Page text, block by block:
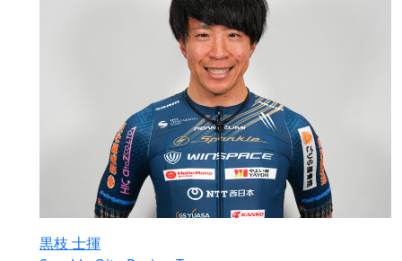
黒枝 士揮